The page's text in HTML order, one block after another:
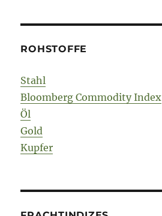
ROHSTOFFE
Stahl
Bloomberg Commodity Index
Öl
Gold
Kupfer